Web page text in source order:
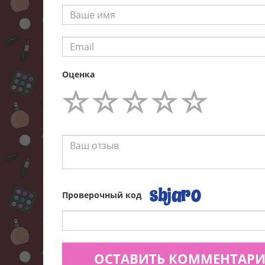
Оценка
Проверочный код
ОСТАВИТЬ